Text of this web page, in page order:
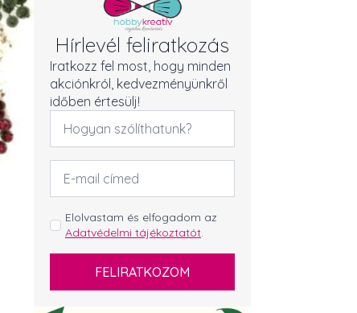
Hírlevél feliratkozás
Iratkozz fel most, hogy minden
akciónkról, kedvezményünkről
időben értesülj!
Név
Email
cím
GDPR
*
Elolvastam és elfogadom az
Adatvédelmi tájékoztatót.
FELIRATKOZOM